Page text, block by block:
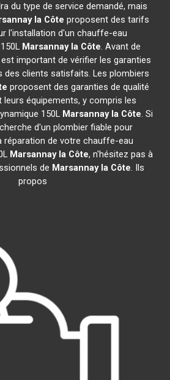
du type de service demandé, mais
la Côte proposent des tarifs
l'installation d'un chauffe-eau
Marsannay la Côte. Avant de
important de vérifier les garanties
des clients satisfaits. Les plombiers
proposent des garanties de qualité
leurs équipements, y compris les
150L Marsannay la Côte. Si
d'un plombier fiable pour
réparation de votre chauffe-eau
Marsannay la Côte, n'hésitez pas à
de Marsannay la Côte. Ils
propos